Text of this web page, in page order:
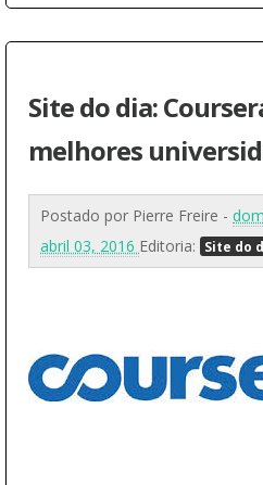
Site do dia:
melhores
Postado por Pierre Freire -
abril 03, 2016 Editoria: Site do